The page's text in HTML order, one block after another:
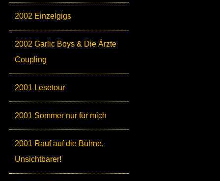
2002 Einzelgigs
2002 Garlic Boys & Die Ärzte
Coupling
2001 Lesetour
2001 Sommer nur für mich
2001 Rauf auf die Bühne,
Unsichtbarer!